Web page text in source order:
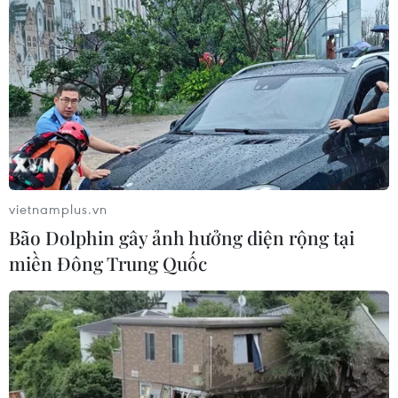
vietnamplus.vn
Bão Dolphin gây ảnh hưởng diện rộng tại
miền Đông Trung Quốc